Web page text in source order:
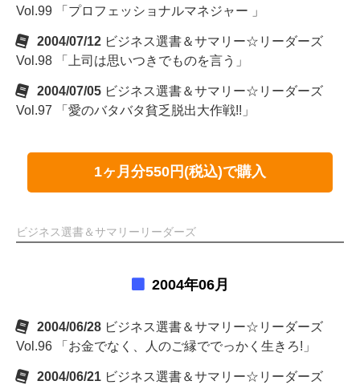
Vol.99 「プロフェッショナルマネジャー 」
2004/07/12 ビジネス選書＆サマリー☆リーダーズ
Vol.98 「上司は思いつきでものを言う」
2004/07/05 ビジネス選書＆サマリー☆リーダーズ
Vol.97 「愛のバタバタ貧乏脱出大作戦!!」
1ヶ月分550円(税込)で購入
ビジネス選書＆サマリーリーダーズ
2004年06月
2004/06/28 ビジネス選書＆サマリー☆リーダーズ
Vol.96 「お金でなく、人のご縁ででっかく生きろ!」
2004/06/21 ビジネス選書＆サマリー☆リーダーズ